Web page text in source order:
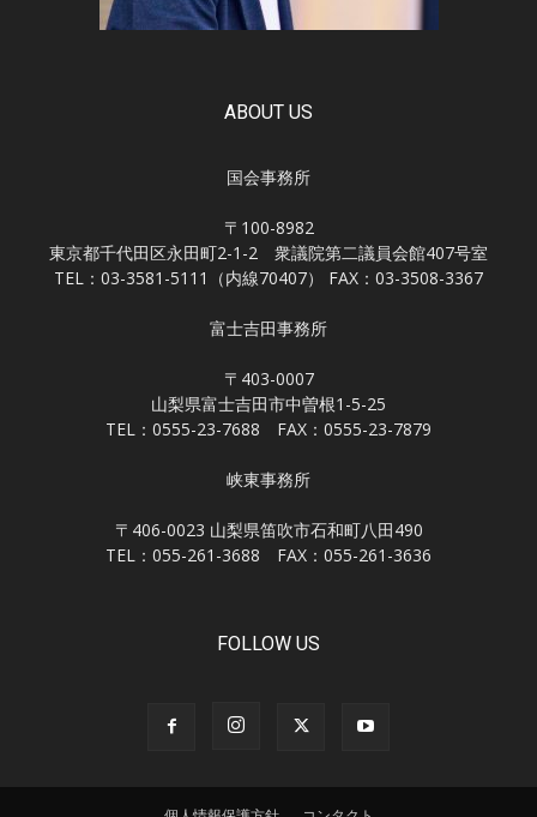
ABOUT US
国会事務所
〒100-8982
東京都千代田区永田町2-1-2 衆議院第二議員会館407号室
TEL：03-3581-5111（内線70407） FAX：03-3508-3367
富士吉田事務所
〒403-0007
山梨県富士吉田市中曽根1-5-25
TEL：0555-23-7688 FAX：0555-23-7879
峡東事務所
〒406-0023 山梨県笛吹市石和町八田490
TEL：055-261-3688 FAX：055-261-3636
FOLLOW US